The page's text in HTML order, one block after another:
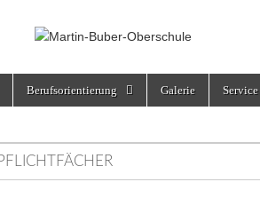
Berufsorientierung Galerie